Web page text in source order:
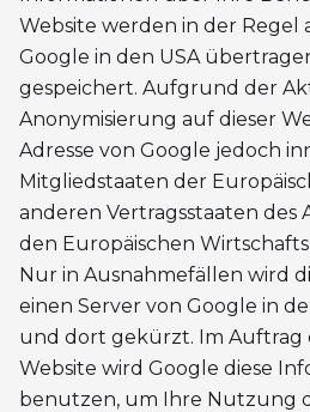
Website werden in der Regel
Google in den USA
gespeichert. Aufgrund der
Anonymisierung auf dieser
Adresse von Google jedoch
Mitgliedstaaten der
anderen Vertragsstaaten des
den Europäischen
Nur in Ausnahmefällen wird
einen Server von Google in
und dort gekürzt. Im Auftrag
Website wird Google diese
benutzen, um Ihre Nutzung